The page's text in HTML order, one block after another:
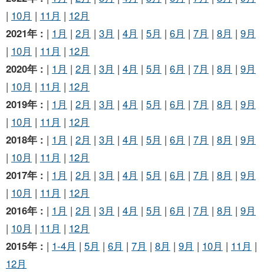
| 10月 | 11月 | 12月
2021年 : | 1月 | 2月 | 3月 | 4月 | 5月 | 6月 | 7月 | 8月 | 9月
| 10月 | 11月 | 12月
2020年 : | 1月 | 2月 | 3月 | 4月 | 5月 | 6月 | 7月 | 8月 | 9月
| 10月 | 11月 | 12月
2019年 : | 1月 | 2月 | 3月 | 4月 | 5月 | 6月 | 7月 | 8月 | 9月
| 10月 | 11月 | 12月
2018年 : | 1月 | 2月 | 3月 | 4月 | 5月 | 6月 | 7月 | 8月 | 9月
| 10月 | 11月 | 12月
2017年 : | 1月 | 2月 | 3月 | 4月 | 5月 | 6月 | 7月 | 8月 | 9月
| 10月 | 11月 | 12月
2016年 : | 1月 | 2月 | 3月 | 4月 | 5月 | 6月 | 7月 | 8月 | 9月
| 10月 | 11月 | 12月
2015年 : | 1-4月 | 5月 | 6月 | 7月 | 8月 | 9月 | 10月 | 11月 |
12月